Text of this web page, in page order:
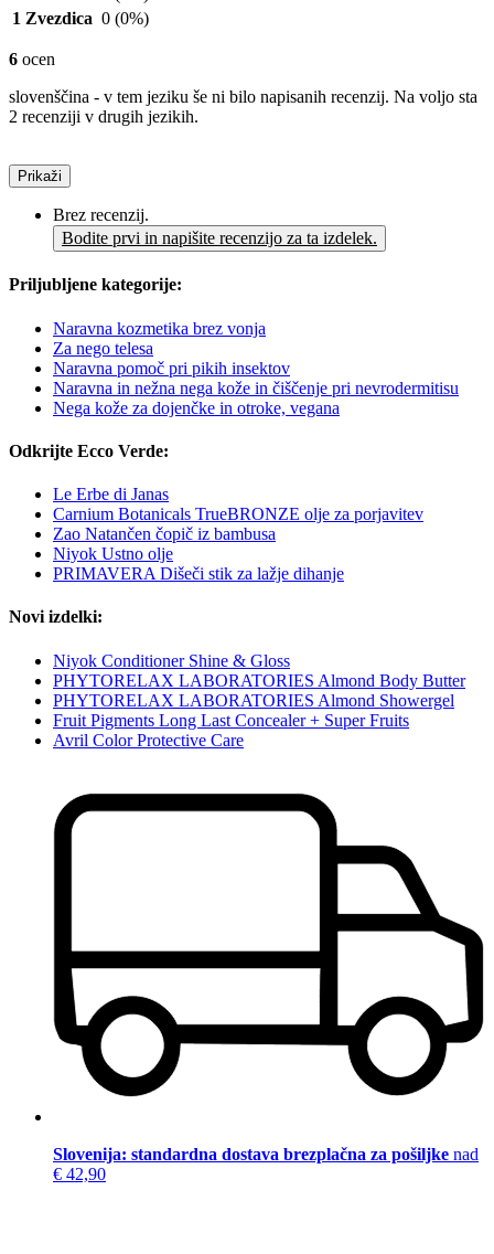
1 Zvezdica 0 (0%)
6 ocen
slovenščina - v tem jeziku še ni bilo napisanih recenzij. Na voljo sta
2 recenziji v drugih jezikih.
Prikaži
Brez recenzij.
Bodite prvi in napišite recenzijo za ta izdelek.
Priljubljene kategorije:
Naravna kozmetika brez vonja
Za nego telesa
Naravna pomoč pri pikih insektov
Naravna in nežna nega kože in čiščenje pri nevrodermitisu
Nega kože za dojenčke in otroke, vegana
Odkrijte Ecco Verde:
Le Erbe di Janas
Carnium Botanicals TrueBRONZE olje za porjavitev
Zao Natančen čopič iz bambusa
Niyok Ustno olje
PRIMAVERA Dišeči stik za lažje dihanje
Novi izdelki:
Niyok Conditioner Shine & Gloss
PHYTORELAX LABORATORIES Almond Body Butter
PHYTORELAX LABORATORIES Almond Showergel
Fruit Pigments Long Last Concealer + Super Fruits
Avril Color Protective Care
Slovenija: standardna dostava brezplačna za pošiljke nad
€ 42,90